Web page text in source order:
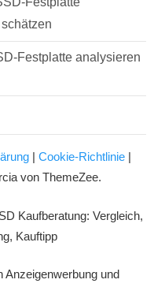
Festplatte analysieren
| Cookie-Richtlinie|
von ThemeZee.
Kaufberatung: Vergleich,
Kauftipp
Anzeigenwerbung und